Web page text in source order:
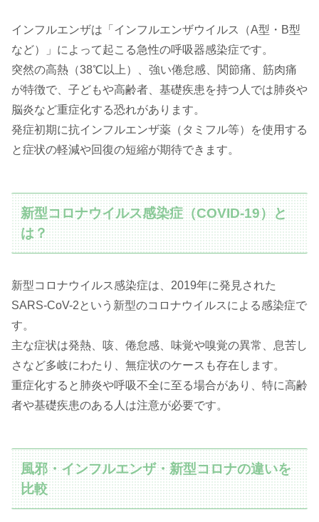
インフルエンザは「インフルエンザウイルス（A型・B型
など）」によって起こる急性の呼吸器感染症です。
突然の高熱（38℃以上）、強い倦怠感、関節痛、筋肉痛
が特徴で、子どもや高齢者、基礎疾患を持つ人では肺炎や
脳炎など重症化する恐れがあります。
発症初期に抗インフルエンザ薬（タミフル等）を使用する
と症状の軽減や回復の短縮が期待できます。
新型コロナウイルス感染症（COVID-19）と
は？
新型コロナウイルス感染症は、2019年に発見された
SARS-CoV-2という新型のコロナウイルスによる感染症で
す。
主な症状は発熱、咳、倦怠感、味覚や嗅覚の異常、息苦し
さなど多岐にわたり、無症状のケースも存在します。
重症化すると肺炎や呼吸不全に至る場合があり、特に高齢
者や基礎疾患のある人は注意が必要です。
風邪・インフルエンザ・新型コロナの違いを
比較